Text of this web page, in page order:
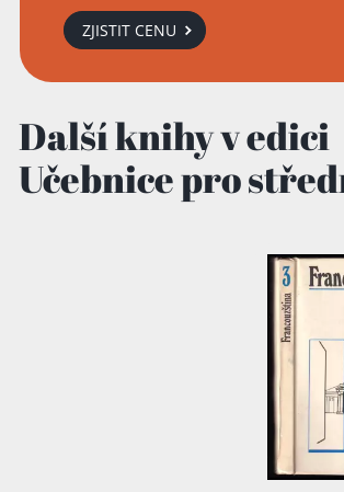
ZJISTIT CENU
Další knihy v edici
Učebnice pro